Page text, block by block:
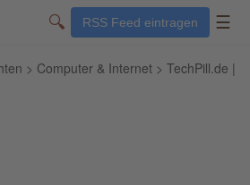
🔍 RSS Feed eintragen ☰
> Computer & Internet > TechPill.de |